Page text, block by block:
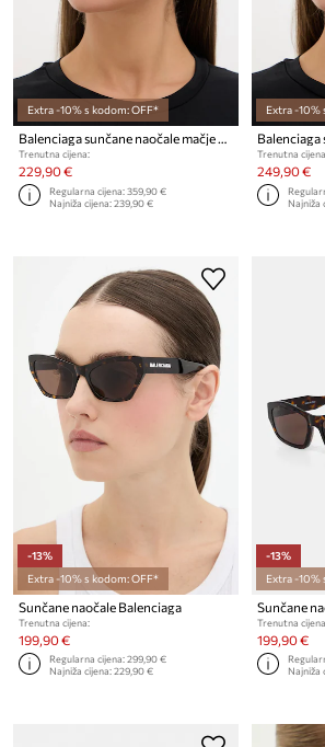
Extra -10% s kodom: OFF*
Balenciaga sunčane naočale mačje oči za žene
Trenutna cijena:
229,90 €
Regularna cijena:359,90 €
Najniža cijena:239,90 €
Extra -10%
Balenciaga
Trenutna
249,90 €
Najniža
-13%
Extra -10% s kodom: OFF*
Sunčane naočale Balenciaga
Trenutna cijena:
199,90 €
Regularna cijena:299,90 €
Najniža cijena:229,90 €
-13%
Extra -10%
Sunčane
Trenutna
199,90 €
Najniža